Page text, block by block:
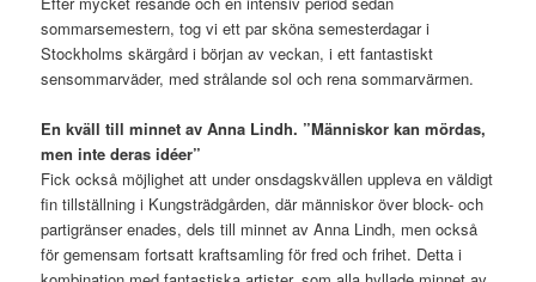
sommarsemestern, tog vi ett par sköna semesterdagar i
Stockholms skärgård i början av veckan, i ett fantastiskt
sensommarväder, med strålande sol och rena sommarvärmen.
En kväll till minnet av Anna Lindh. ”Människor kan mördas,
men inte deras idéer”
Fick också möjlighet att under onsdagskvällen uppleva en väldigt
fin tillställning i Kungsträdgården, där människor över block- och
partigränser enades, dels till minnet av Anna Lindh, men också
för gemensam fortsatt kraftsamling för fred och frihet. Detta i